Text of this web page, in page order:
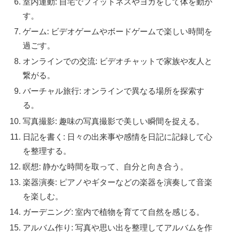
す。
ゲーム: ビデオゲームやボードゲームで楽しい時間を
過ごす。
オンラインでの交流: ビデオチャットで家族や友人と
繋がる。
バーチャル旅行: オンラインで異なる場所を探索す
る。
写真撮影: 趣味の写真撮影で美しい瞬間を捉える。
日記を書く: 日々の出来事や感情を日記に記録して心
を整理する。
瞑想: 静かな時間を取って、自分と向き合う。
楽器演奏: ピアノやギターなどの楽器を演奏して音楽
を楽しむ。
ガーデニング: 室内で植物を育てて自然を感じる。
アルバム作り: 写真や思い出を整理してアルバムを作